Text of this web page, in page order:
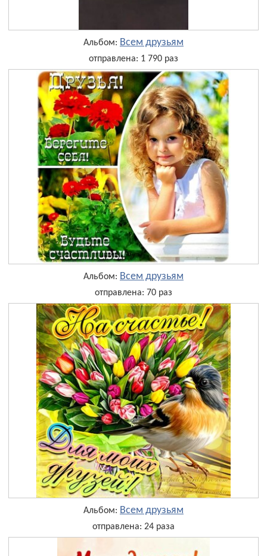
Альбом: Всем друзьям
отправлена: 1 790 раз
Альбом: Всем друзьям
отправлена: 70 раз
Альбом: Всем друзьям
отправлена: 24 раза